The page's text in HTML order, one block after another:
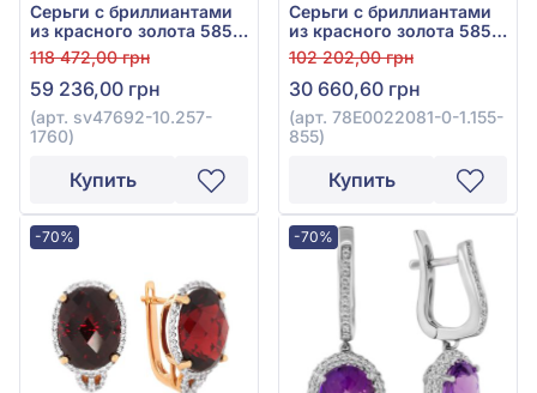
Серьги с бриллиантами
из красного золота 585°
с синим сапфиром 1,17ct
и бриллиантами 0,24ct,
арт. sv47692-10.257-1760
118 472,00 грн
59 236,00 грн
(арт. sv47692-10.257-
1760)
Купить
Серьги с бриллиантами
из красного золота 585°
с сапфиром 0,28ct,
бриллиантом 0,1ct и
топазом Swiss Blue 2,1ct,
арт. 78E0022081-0-1.155-
855
102 202,00 грн
30 660,60 грн
(арт. 78E0022081-0-1.155-
855)
Купить
-70% -70%